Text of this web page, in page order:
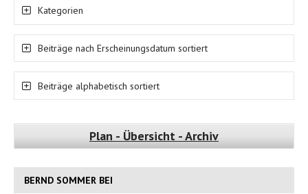
Kategorien
Beiträge nach Erscheinungsdatum sortiert
Beiträge alphabetisch sortiert
Plan - Übersicht - Archiv
BERND SOMMER BEI